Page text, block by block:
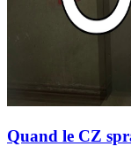
Quand le CZ